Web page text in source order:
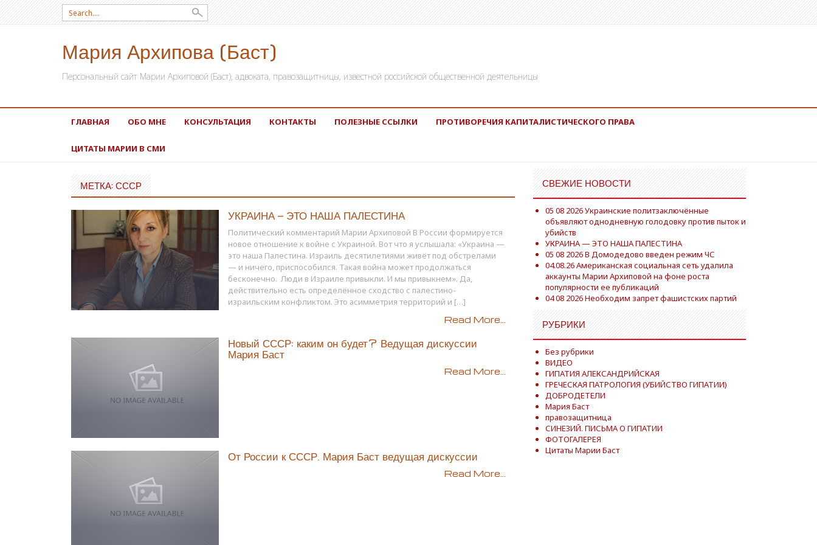
Search for:
Мария Архипова (Баст)
Персональный сайт Марии Архиповой (Баст), адвоката, правозащитницы, известной российской общественной деятельницы
SKIP TO CONTENT
ГЛАВНАЯ ОБО МНЕ КОНСУЛЬТАЦИЯ КОНТАКТЫ ПОЛЕЗНЫЕ ССЫЛКИ ПРОТИВОРЕЧИЯ КАПИТАЛИСТИЧЕСКОГО ПРАВА
ЦИТАТЫ МАРИИ В СМИ
МЕТКА: СССР
УКРАИНА — ЭТО НАША ПАЛЕСТИНА
Политический комментарий Марии Архиповой В России формируется
новое отношение к войне с Украиной. Вот что я услышала: «Украина —
это наша Палестина. Израиль десятилетиями живёт под обстрелами
— и ничего, приспособился. Такая война может продолжаться
бесконечно. Люди в Израиле привыкли. И мы привыкнем». Да,
действительно есть определённое сходство с палестино-
израильским конфликтом. Это асимметрия территорий и […]
Read More...
Новый СССР: каким он будет? Ведущая дискуссии
Мария Баст
Read More...
От России к СССР. Мария Баст ведущая дискуссии
Read More...
СВЕЖИЕ НОВОСТИ
05 08 2026 Украинские политзаключённые
объявляют однодневную голодовку против пыток и
убийств
УКРАИНА — ЭТО НАША ПАЛЕСТИНА
05 08 2026 В Домодедово введен режим ЧС
04.08.26 Американская социальная сеть удалила
аккаунты Марии Архиповой на фоне роста
популярности ее публикаций
04 08 2026 Необходим запрет фашистских партий
РУБРИКИ
Без рубрики
ВИДЕО
ГИПАТИЯ АЛЕКСАНДРИЙСКАЯ
ГРЕЧЕСКАЯ ПАТРОЛОГИЯ (УБИЙСТВО ГИПАТИИ)
ДОБРОДЕТЕЛИ
Мария Баст
правозащитница
СИНЕЗИЙ. ПИСЬМА О ГИПАТИИ
ФОТОГАЛЕРЕЯ
Цитаты Марии Баст